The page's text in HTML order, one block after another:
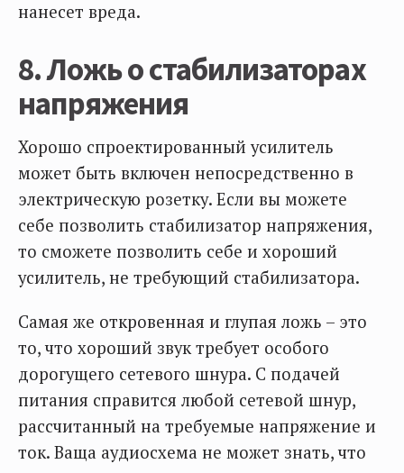
нанесет вреда.
8. Ложь о стабилизаторах
напряжения
Хорошо спроектированный усилитель
может быть включен непосредственно в
электрическую розетку. Если вы можете
себе позволить стабилизатор напряжения,
то сможете позволить себе и хороший
усилитель, не требующий стабилизатора.
Самая же откровенная и глупая ложь – это
то, что хороший звук требует особого
дорогущего сетевого шнура. С подачей
питания справится любой сетевой шнур,
рассчитанный на требуемые напряжение и
ток. Ваща аудиосхема не может знать, что